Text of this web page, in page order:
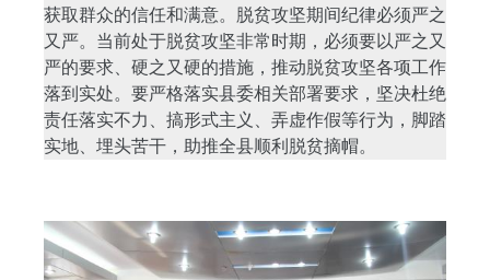
获取群众的信任和满意。
脱贫攻坚期间纪律必须严之
又严。当前处于脱贫攻坚非常时期，必须要以严之又
严的要求、硬之又硬的措施，推动脱贫攻坚各项工作
落到实处。要严格落实县委相关部署要求，坚决杜绝
责任落实不力、搞形式主义、弄虚作假等行为，脚踏
实地、埋头苦干，助推全县顺利脱贫摘帽。